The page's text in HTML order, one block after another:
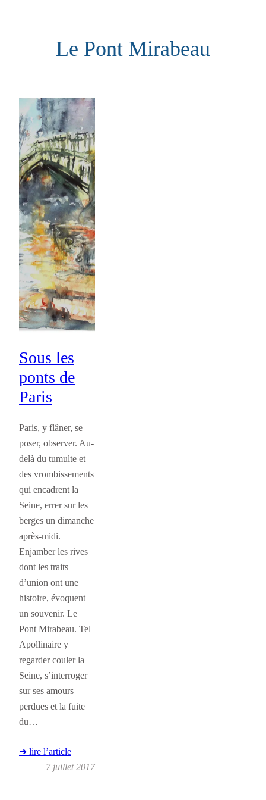
Le Pont Mirabeau
Sous les
ponts de
Paris
Paris, y flâner, se
poser, observer. Au-
delà du tumulte et
des vrombissements
qui encadrent la
Seine, errer sur les
berges un dimanche
après-midi.
Enjamber les rives
dont les traits
d’union ont une
histoire, évoquent
un souvenir. Le
Pont Mirabeau. Tel
Apollinaire y
regarder couler la
Seine, s’interroger
sur ses amours
perdues et la fuite
du…
➜ lire l’article
7 juillet 2017